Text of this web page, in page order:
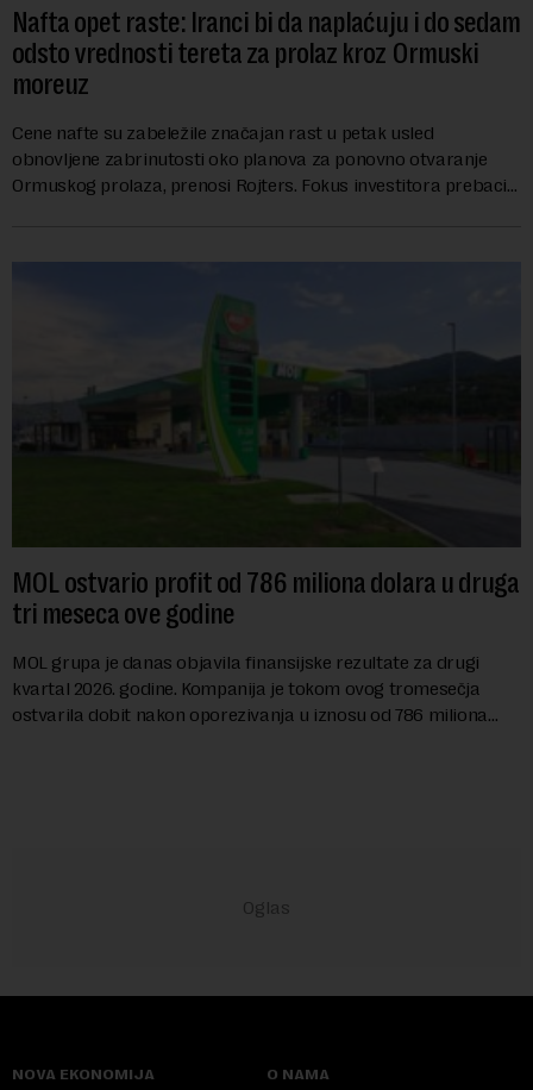
Nafta opet raste: Iranci bi da naplaćuju i do sedam
odsto vrednosti tereta za prolaz kroz Ormuski
moreuz
Cene nafte su zabeležile značajan rast u petak usled
obnovljene zabrinutosti oko planova za ponovno otvaranje
Ormuskog prolaza, prenosi Rojters. Fokus investitora prebacio
MOL ostvario profit od 786 miliona dolara u druga
tri meseca ove godine
MOL grupa je danas objavila finansijske rezultate za drugi
kvartal 2026. godine. Kompanija je tokom ovog tromesečja
ostvarila dobit nakon oporezivanja u iznosu od 786 miliona
NOVA EKONOMIJA O NAMA